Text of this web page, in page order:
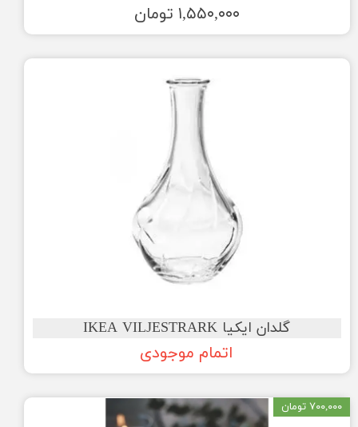
۱,۵۵۰,۰۰۰ تومان
گلدان ایکیا IKEA VILJESTRARK
اتمام موجودی
۷۰۰,۰۰۰ تومان